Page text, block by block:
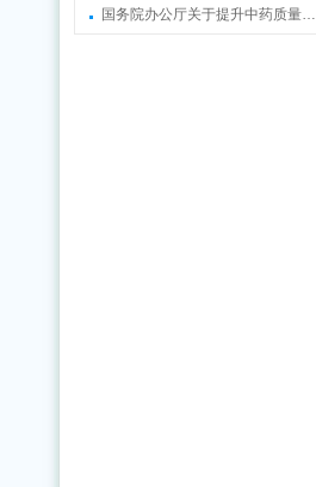
国务院办公厅关于提升中药质量…